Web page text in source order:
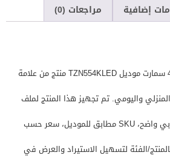
إضافية مراجعات (0)
شاشة نيكاي 55 بوصة 4K سمارت موديل TZN554KLED منتج من علامة
واليومي. تم تجهيز هذا المنتج لملف
WooCommerce باسم عربي واضح، SKU مطابق للموديل، سعر حسب
الفئة لتسهيل الاستيراد والعرض في